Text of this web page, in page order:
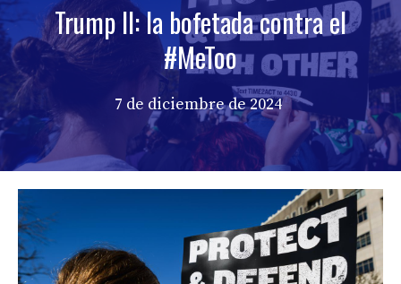
Trump II: la bofetada contra el
#MeToo
7 de diciembre de 2024